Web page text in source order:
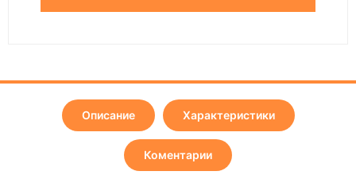
Описание Характеристики
Коментарии